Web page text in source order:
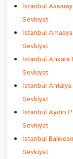
İstanbul
Sevkiyat
İstanbul
Sevkiyat
İstanbul Ankara
Sevkiyat
İstanbul
Sevkiyat
İstanbul Aydın
Sevkiyat
İstanbul
Sevkiyat